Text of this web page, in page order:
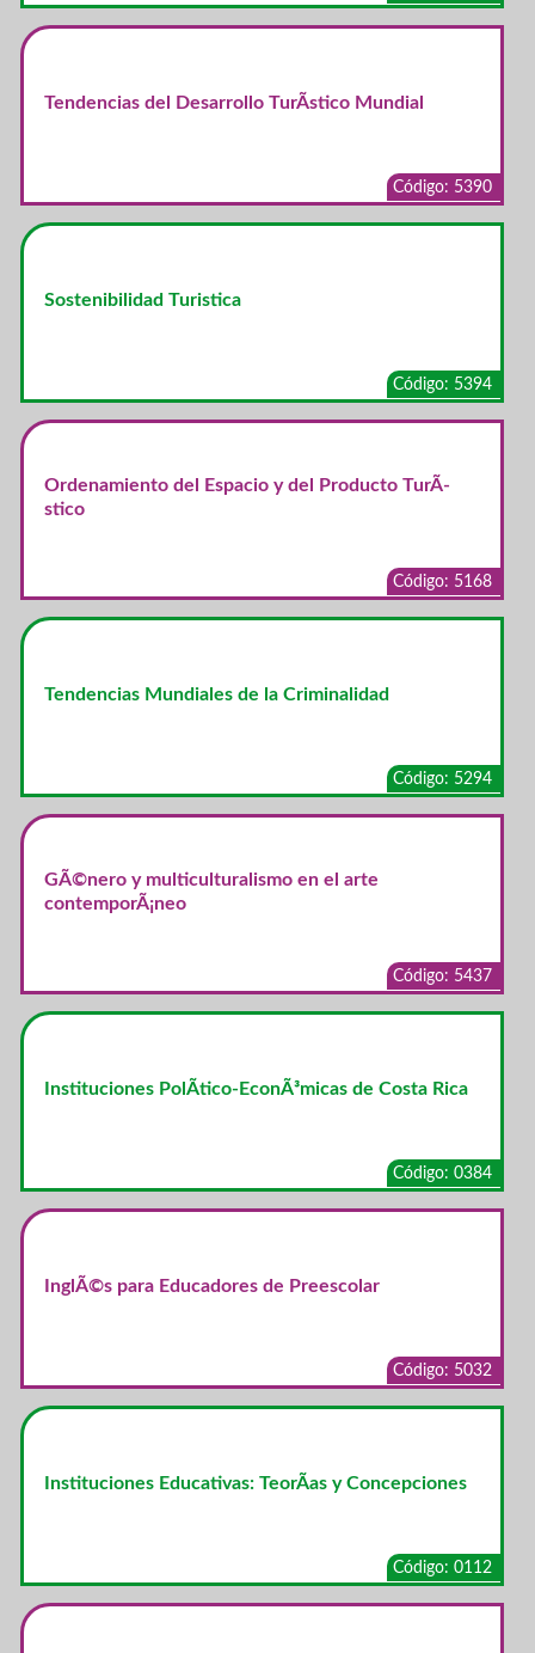
Tendencias del Desarrollo TurÃ­stico Mundial
Código: 5390
Sostenibilidad Turistica
Código: 5394
Ordenamiento del Espacio y del Producto TurÃ­
stico
Código: 5168
Tendencias Mundiales de la Criminalidad
Código: 5294
GÃ©nero y multiculturalismo en el arte
contemporÃ¡neo
Código: 5437
Instituciones PolÃ­tico-EconÃ³micas de Costa Rica
Código: 0384
InglÃ©s para Educadores de Preescolar
Código: 5032
Instituciones Educativas: TeorÃ­as y Concepciones
Código: 0112